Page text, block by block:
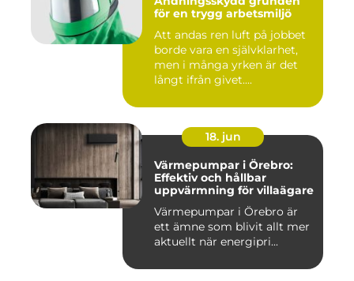
för en trygg arbetsmiljö
Att andas ren luft på jobbet
borde vara en självklarhet,
men i många yrken är det
långt ifrån givet....
18. jun
Värmepumpar i Örebro:
Effektiv och hållbar
uppvärmning för villaägare
Värmepumpar i Örebro är
ett ämne som blivit allt mer
aktuellt när energipri...